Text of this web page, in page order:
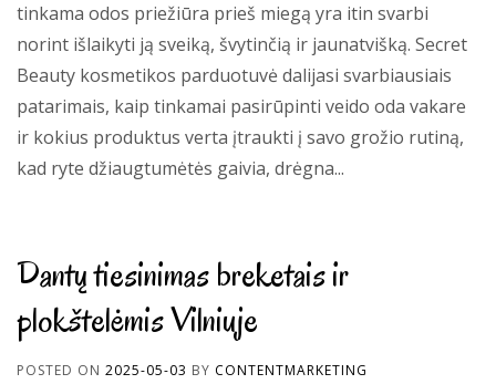
tinkama odos priežiūra prieš miegą yra itin svarbi
norint išlaikyti ją sveiką, švytinčią ir jaunatvišką. Secret
Beauty kosmetikos parduotuvė dalijasi svarbiausiais
patarimais, kaip tinkamai pasirūpinti veido oda vakare
ir kokius produktus verta įtraukti į savo grožio rutiną,
kad ryte džiaugtumėtės gaivia, drėgna...
Dantų tiesinimas breketais ir
plokštelėmis Vilniuje
POSTED ON 2025-05-03 BY CONTENTMARKETING